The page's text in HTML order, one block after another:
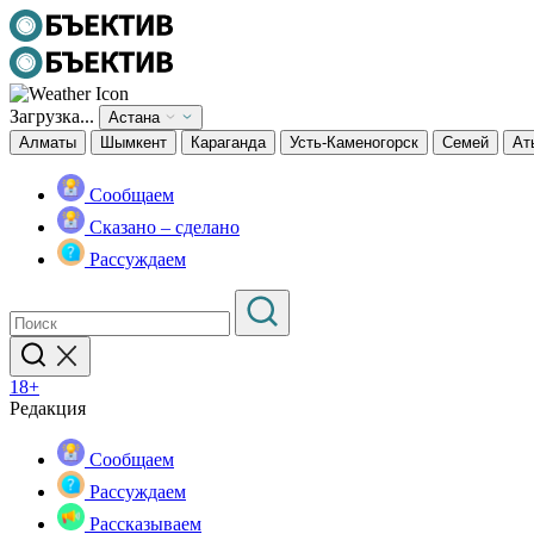
Загрузка...
Астана
Алматы
Шымкент Караганда Усть-Каменогорск Семей
Сообщаем
Сказано – сделано
Рассуждаем
18+
Редакция
Сообщаем
Рассуждаем
Рассказываем